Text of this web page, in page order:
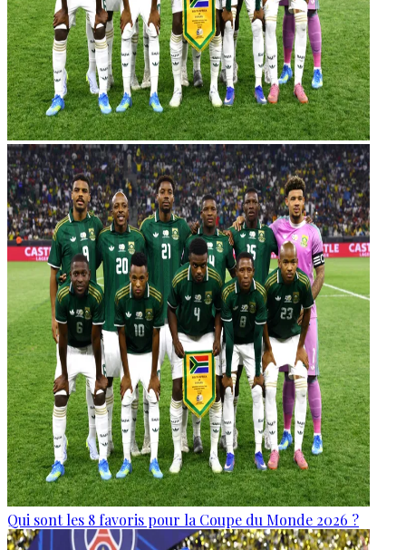
Qui sont les 8 favoris pour la Coupe du Monde 2026 ?